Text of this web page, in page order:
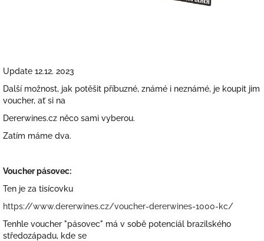
Update 12.12. 2023
Další možnost, jak potěšit příbuzné, známé i neznámé, je koupit jim
voucher, ať si na
Dererwines.cz něco sami vyberou.
Zatím máme dva.
Voucher pásovec:
Ten je za tisícovku
https://www.dererwines.cz/voucher-dererwines-1000-kc/
Tenhle voucher "pásovec" má v sobě potenciál brazilského
středozápadu, kde se